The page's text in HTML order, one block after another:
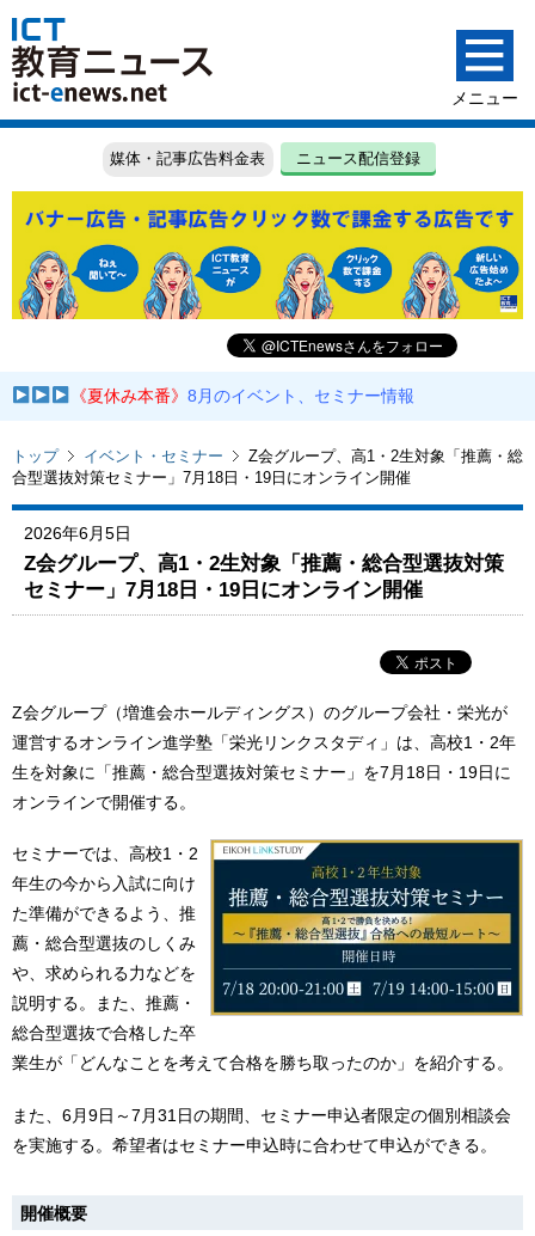
媒体・記事広告料金表 ニュース配信登録
《夏休み本番》8月のイベント、セミナー情報
トップ イベント・セミナー
Z会グループ、高1・2生対象「推薦・総
合型選抜対策セミナー」7月18日・19日にオンライン開催
2026年6月5日
Z会グループ、高1・2生対象「推薦・総合型選抜対策
セミナー」7月18日・19日にオンライン開催
Z会グループ（増進会ホールディングス）のグループ会社・栄光が
運営するオンライン進学塾「栄光リンクスタディ」は、高校1・2年
生を対象に「推薦・総合型選抜対策セミナー」を7月18日・19日に
オンラインで開催する。
セミナーでは、高校1・2
年生の今から入試に向け
た準備ができるよう、推
薦・総合型選抜のしくみ
や、求められる力などを
説明する。また、推薦・
総合型選抜で合格した卒
業生が「どんなことを考えて合格を勝ち取ったのか」を紹介する。
また、6月9日～7月31日の期間、セミナー申込者限定の個別相談会
を実施する。希望者はセミナー申込時に合わせて申込ができる。
開催概要